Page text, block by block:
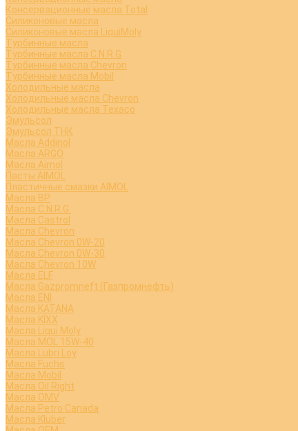
Консервационные масла Total
Силиконовые масла
Силиконовые масла LiquiMoly
Турбинные масла
Турбинные масла C.N.R.G
Турбинные масла Chevron
Турбинные масла Mobil
Холодильные масла
Холодильные масла Chevron
Холодильные масла Texaco
Эмульсол
Эмульсол ТНК
Масла Addinol
Масла ARGO
Масла Aimol
Пасты AIMOL
Пластичные смазки AIMOL
Масла BP
Масла C.N.R.G.
Масла Castrol
Масла Chevron
Масла Chevron 0W-20
Масла Chevron 0W-30
Масла Chevron 10W
Масла ELF
Масла Gazpromneft (Газпромнефть)
Масла ENI
Масла KATANA
Масла KIXX
Масла Liqui Moly
Масла MOL 15W-40
Масла Lubri Loy
Масла Fuchs
Масла Mobil
Масла Oil Right
Масла OMV
Масла Petro Canada
Масла Kluber